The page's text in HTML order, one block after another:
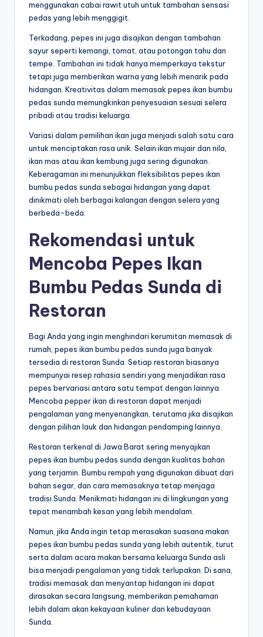
menggunakan cabai rawit utuh untuk tambahan sensasi
pedas yang lebih menggigit.
Terkadang, pepes ini juga disajikan dengan tambahan
sayur seperti kemangi, tomat, atau potongan tahu dan
tempe. Tambahan ini tidak hanya memperkaya tekstur
tetapi juga memberikan warna yang lebih menarik pada
hidangan. Kreativitas dalam memasak pepes ikan bumbu
pedas sunda memungkinkan penyesuaian sesuai selera
pribadi atau tradisi keluarga.
Variasi dalam pemilihan ikan juga menjadi salah satu cara
untuk menciptakan rasa unik. Selain ikan mujair dan nila,
ikan mas atau ikan kembung juga sering digunakan.
Keberagaman ini menunjukkan fleksibilitas pepes ikan
bumbu pedas sunda sebagai hidangan yang dapat
dinikmati oleh berbagai kalangan dengan selera yang
berbeda-beda.
Rekomendasi untuk
Mencoba Pepes Ikan
Bumbu Pedas Sunda di
Restoran
Bagi Anda yang ingin menghindari kerumitan memasak di
rumah, pepes ikan bumbu pedas sunda juga banyak
tersedia di restoran Sunda. Setiap restoran biasanya
mempunyai resep rahasia sendiri yang menjadikan rasa
pepes bervariasi antara satu tempat dengan lainnya.
Mencoba pepper ikan di restoran dapat menjadi
pengalaman yang menyenangkan, terutama jika disajikan
dengan pilihan lauk dan hidangan pendamping lainnya.
Restoran terkenal di Jawa Barat sering menyajikan
pepes ikan bumbu pedas sunda dengan kualitas bahan
yang terjamin. Bumbu rempah yang digunakan dibuat dari
bahan segar, dan cara memasaknya tetap menjaga
tradisi Sunda. Menikmati hidangan ini di lingkungan yang
tepat menambah kesan yang lebih mendalam.
Namun, jika Anda ingin tetap merasakan suasana makan
pepes ikan bumbu pedas sunda yang lebih autentik, turut
serta dalam acara makan bersama keluarga Sunda asli
bisa menjadi pengalaman yang tidak terlupakan. Di sana,
tradisi memasak dan menyantap hidangan ini dapat
dirasakan secara langsung, memberikan pemahaman
lebih dalam akan kekayaan kuliner dan kebudayaan
Sunda.